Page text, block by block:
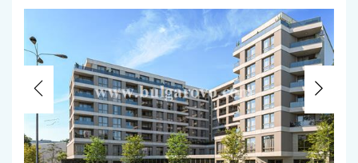
Previous